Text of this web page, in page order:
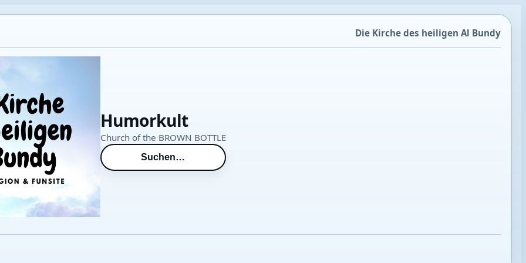
Die Kirche des heiligen Al Bundy
Humorkult
Church of the BROWN BOTTLE
Suchen…